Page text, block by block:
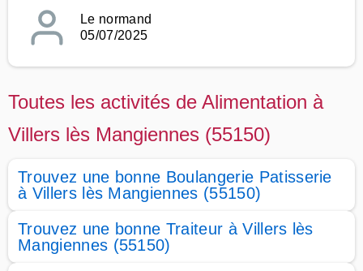
Le normand
05/07/2025
Toutes les activités de Alimentation à
Villers lès Mangiennes (55150)
Trouvez une bonne Boulangerie Patisserie
à Villers lès Mangiennes (55150)
Trouvez une bonne Traiteur à Villers lès
Mangiennes (55150)